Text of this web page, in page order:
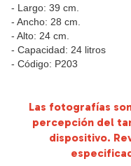
- Largo: 39 cm.
- Ancho: 28 cm.
- Alto: 24 cm.
- Capacidad: 24 litros
- Código: P203
Las fotografías
percepción del
dispositivo.